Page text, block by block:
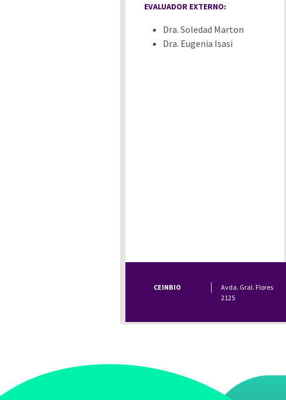
EVALUADOR EXTERNO:
Dra. Soledad Marton
Dra. Eugenia Isasi
CEINBIO
Avda. Gral. Flores
2125